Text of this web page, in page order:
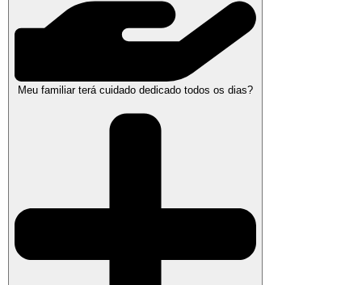
Meu familiar terá cuidado dedicado todos os dias?